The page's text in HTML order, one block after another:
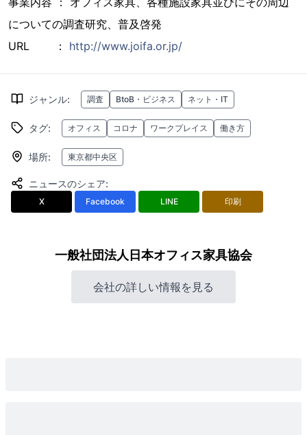
についての調査研究、普及啓発
URL ： http://www.joifa.or.jp/
ジャンル: 調査 BtoB・ビジネス ネット・IT
タグ: オフィス コロナ ワークプレイス 働き方
場所: 東京都中央区
ニュースのシェア:
X Facebook LINE 印刷
一般社団法人日本オフィス家具協会
会社の詳しい情報を見る